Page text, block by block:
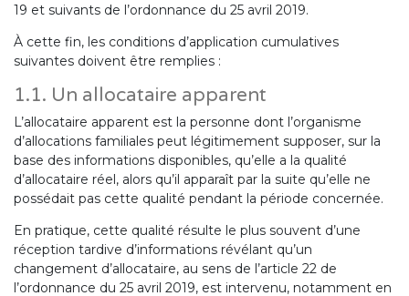
19 et suivants de l’ordonnance du 25 avril 2019.
À cette fin, les conditions d’application cumulatives
suivantes doivent être remplies :
1.1. Un allocataire apparent
L’allocataire apparent est la personne dont l’organisme
d’allocations familiales peut légitimement supposer, sur la
base des informations disponibles, qu’elle a la qualité
d’allocataire réel, alors qu’il apparaît par la suite qu’elle ne
possédait pas cette qualité pendant la période concernée.
En pratique, cette qualité résulte le plus souvent d’une
réception tardive d’informations révélant qu’un
changement d’allocataire, au sens de l’article 22 de
l’ordonnance du 25 avril 2019, est intervenu, notamment en